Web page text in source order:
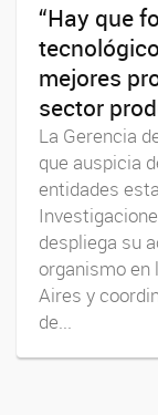
“Hay que
mejores
sector
La Gerencia
que auspicia
entidades
despliega su
organismo en
Aires y
de...